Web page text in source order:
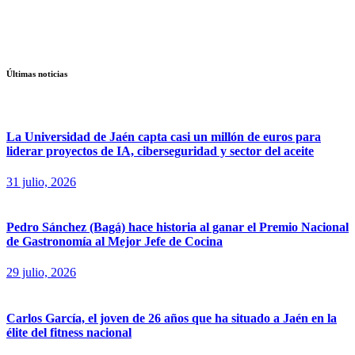
Últimas noticias
La Universidad de Jaén capta casi un millón de euros para
liderar proyectos de IA, ciberseguridad y sector del aceite
31 julio, 2026
Pedro Sánchez (Bagá) hace historia al ganar el Premio Nacional
de Gastronomía al Mejor Jefe de Cocina
29 julio, 2026
Carlos García, el joven de 26 años que ha situado a Jaén en la
élite del fitness nacional